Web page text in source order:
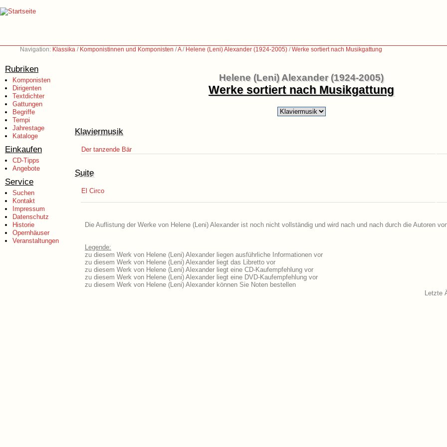
Navigation: Klassika / Komponistinnen und Komponisten /A/ Helene (Leni) Alexander (1924-2005) /Werke sortiert nach Musikgattung
Rubriken
Komponisten
Dirigenten
Textdichter
Gattungen
Begriffe
Tempi
Jahrestage
Kataloge
Einkaufen
CD-Tipps
Angebote
Service
Suchen
Kontakt
Impressum
Datenschutz
Historie
Opernhäuser
Veranstaltungen
Helene (Leni) Alexander (1924-2005)
Werke sortiert nach Musikgattung
Klaviermusik
Der tanzende Bär
Suite
El Circo
Die Auflistung der Werke von Helene (Leni) Alexander ist noch nicht vollständig und wird nach und nach durch die Autoren
Legende:
zu diesem Werk von Helene (Leni) Alexander liegen ausführliche Informationen vor
zu diesem Werk von Helene (Leni) Alexander liegt das Libretto vor
zu diesem Werk von Helene (Leni) Alexander liegt eine CD-Kaufempfehlung vor
zu diesem Werk von Helene (Leni) Alexander liegt eine DVD-Kaufempfehlung vor
zu diesem Werk von Helene (Leni) Alexander können Sie Noten bestellen
Letzte